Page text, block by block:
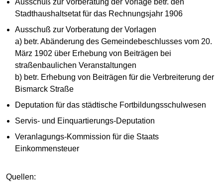
Stadthaushaltsetat für das Rechnungsjahr 1906
Ausschuß zur Vorberatung der Vorlagen
a) betr. Abänderung des Gemeindebeschlusses vom 20.
März 1902 über Erhebung von Beiträgen bei
straßenbaulichen Veranstaltungen
b) betr. Erhebung von Beiträgen für die Verbreiterung der
Bismarck Straße
Deputation für das städtische Fortbildungsschulwesen
Servis- und Einquartierungs-Deputation
Veranlagungs-Kommission für die Staats
Einkommensteuer
Quellen: